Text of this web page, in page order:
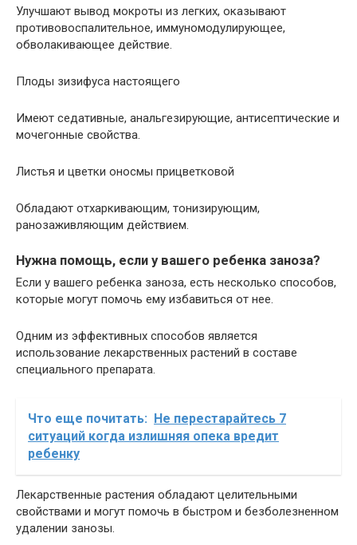
Улучшают вывод мокроты из легких, оказывают
противовоспалительное, иммуномодулирующее,
обволакивающее действие.
Плоды зизифуса настоящего
Имеют седативные, анальгезирующие, антисептические и
мочегонные свойства.
Листья и цветки оносмы прицветковой
Обладают отхаркивающим, тонизирующим,
ранозаживляющим действием.
Нужна помощь, если у вашего ребенка заноза?
Если у вашего ребенка заноза, есть несколько способов,
которые могут помочь ему избавиться от нее.
Одним из эффективных способов является
использование лекарственных растений в составе
специального препарата.
Что еще почитать: Не перестарайтесь 7
ситуаций когда излишняя опека вредит
ребенку
Лекарственные растения обладают целительными
свойствами и могут помочь в быстром и безболезненном
удалении занозы.